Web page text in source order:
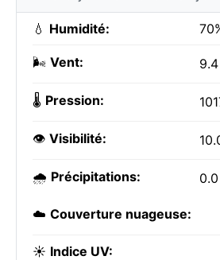
💧 Humidité:
🌬️ Vent:
🌡️ Pression:
👁️ Visibilité:
🌧️ Précipitations:
☁️ Couverture nuageuse:
☀️ Indice UV: